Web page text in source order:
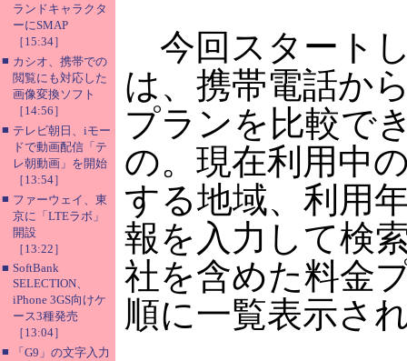
ランドキャラクタ
ーにSMAP
［15:34］
■ カシオ、携帯での
閲覧にも対応した
画像変換ソフト
［14:56］
■ テレビ朝日、iモー
ドで動画配信「テ
レ朝動画」を開始
［13:54］
■ ファーウェイ、東
京に「LTEラボ」
開設
［13:22］
■ SoftBank
SELECTION、
iPhone 3GS向けケ
ース3種発売
［13:04］
■
「G9」の文字入力
今回スタート
は、携帯電話か
プランを比較で
の。現在利用中
する地域、利用
報を入力して検
社を含めた料金
順に一覧表示さ